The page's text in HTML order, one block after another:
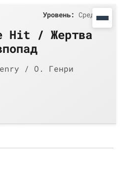
Hit / Жертва
/ О. Генри
Уровень: Средний